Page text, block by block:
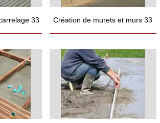
33 Création de murets et murs 33